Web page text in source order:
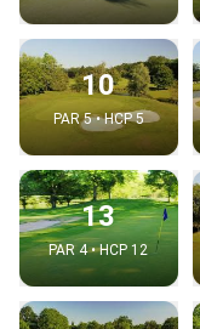
10
PAR 5 • HCP 5
13
PAR 4 • HCP 12